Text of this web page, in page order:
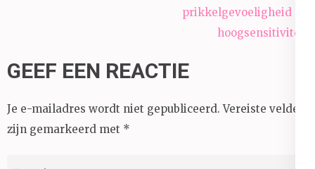
prikkelgevoeligheid en
hoogsensitiviteit
GEEF EEN REACTIE
Je e-mailadres wordt niet gepubliceerd. Vereiste velden
zijn gemarkeerd met *